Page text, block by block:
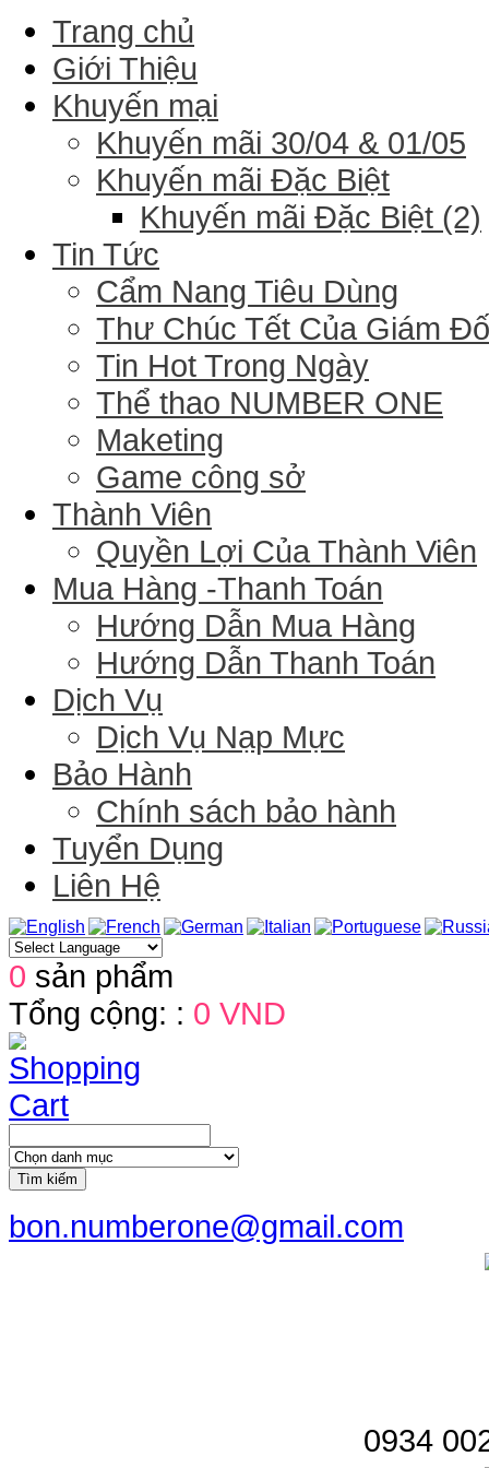
Trang chủ
Giới Thiệu
Khuyến mại
Khuyến mãi 30/04 & 01/05
Khuyến mãi Đặc Biệt
Khuyến mãi Đặc Biệt (2)
Tin Tức
Cẩm Nang Tiêu Dùng
Thư Chúc Tết Của Giám
Tin Hot Trong Ngày
Thể thao NUMBER ONE
Maketing
Game công sở
Thành Viên
Quyền Lợi Của Thành Viên
Mua Hàng -Thanh Toán
Hướng Dẫn Mua Hàng
Hướng Dẫn Thanh Toán
Dịch Vụ
Dịch Vụ Nạp Mực
Bảo Hành
Chính sách bảo hành
Tuyển Dụng
Liên Hệ
0 sản phẩm
Tổng cộng: : 0 VND
Tìm kiếm
bon.numberone@gmail.com
0934